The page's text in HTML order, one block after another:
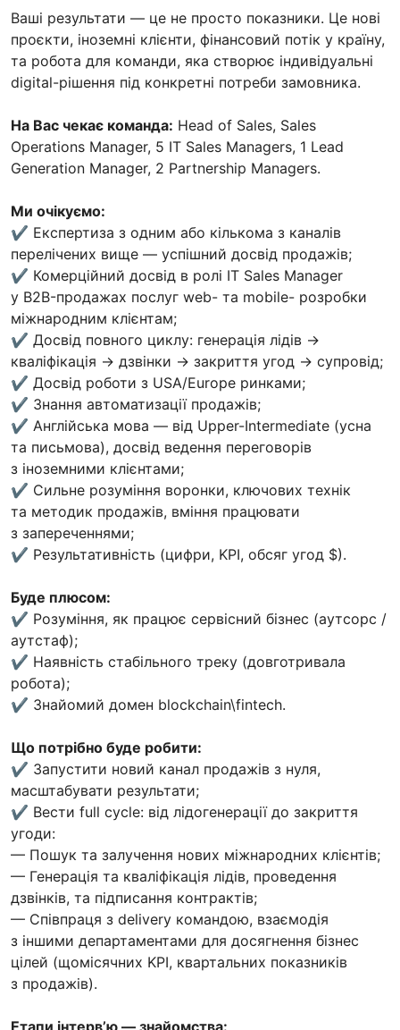
Ваші результати — це не просто показники. Це нові
проєкти, іноземні клієнти, фінансовий потік у країну,
та робота для команди, яка створює індивідуальні
digital-рішення під конкретні потреби замовника.
На Вас чекає команда: Head of Sales, Sales
Operations Manager, 5 IT Sales Managers, 1 Lead
Generation Manager, 2 Partnership Managers.
Ми очікуємо:
✔️ Експертиза з одним або кількома з каналів
перелічених вище — успішний досвід продажів;
✔️ Комерційний досвід в ролі IT Sales Manager
у B2B-продажах послуг web- та mobile- розробки
міжнародним клієнтам;
✔️ Досвід повного циклу: генерація лідів →
кваліфікація → дзвінки → закриття угод → супровід;
✔️ Досвід роботи з USA/Europe ринками;
✔️ Знання автоматизації продажів;
✔️ Англійська мова — від Upper-Intermediate (усна
та письмова), досвід ведення переговорів
з іноземними клієнтами;
✔️ Сильне розуміння воронки, ключових технік
та методик продажів, вміння працювати
з запереченнями;
✔️ Результативність (цифри, KPI, обсяг угод $).
Буде плюсом:
✔️ Розуміння, як працює сервісний бізнес (аутсорс /
аутстаф);
✔️ Наявність стабільного треку (довготривала
робота);
✔️ Знайомий домен blockchain\fintech.
Що потрібно буде робити:
✔️ Запустити новий канал продажів з нуля,
масштабувати результати;
✔️ Вести full cycle: від лідогенерації до закриття
угоди:
— Пошук та залучення нових міжнародних клієнтів;
— Генерація та кваліфікація лідів, проведення
дзвінків, та підписання контрактів;
— Співпраця з delivery командою, взаємодія
з іншими департаментами для досягнення бізнес
цілей (щомісячних KPI, квартальних показників
з продажів).
Етапи інтерв’ю — знайомства: